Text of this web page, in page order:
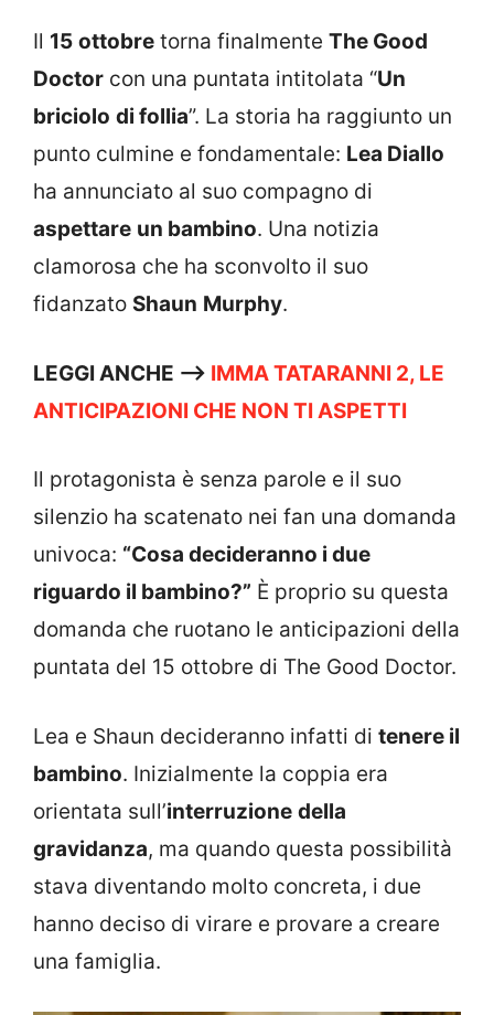
Il 15 ottobre torna finalmente The Good
Doctor con una puntata intitolata “Un
briciolo di follia”. La storia ha raggiunto un
punto culmine e fondamentale: Lea Diallo
ha annunciato al suo compagno di
aspettare un bambino. Una notizia
clamorosa che ha sconvolto il suo
fidanzato Shaun Murphy.
LEGGI ANCHE –> IMMA TATARANNI 2, LE
ANTICIPAZIONI CHE NON TI ASPETTI
Il protagonista è senza parole e il suo
silenzio ha scatenato nei fan una domanda
univoca: “Cosa decideranno i due
riguardo il bambino?” È proprio su questa
domanda che ruotano le anticipazioni della
puntata del 15 ottobre di The Good Doctor.
Lea e Shaun decideranno infatti di tenere il
bambino. Inizialmente la coppia era
orientata sull’interruzione della
gravidanza, ma quando questa possibilità
stava diventando molto concreta, i due
hanno deciso di virare e provare a creare
una famiglia.